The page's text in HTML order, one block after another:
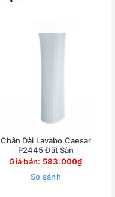
Chân Dài Lavabo Caesar
P2445 Đặt Sàn
Giá bán: 583.000₫
So sánh